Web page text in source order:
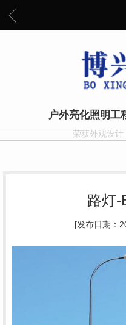
户外亮化照明工
荣获外观设计
路灯-
[发布日期：